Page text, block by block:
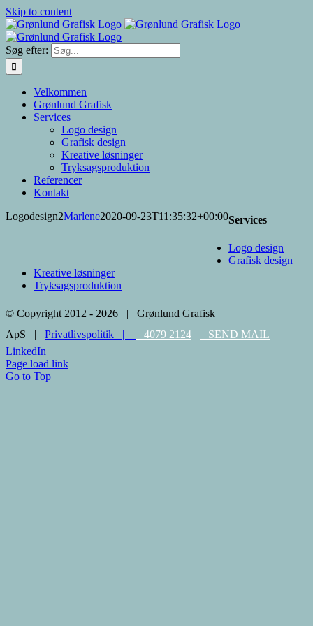
Skip to content
Søg efter:
Velkommen
Grønlund Grafisk
Services
Logo design
Grafisk design
Kreative løsninger
Tryksagsproduktion
Referencer
Kontakt
Logodesign2Marlene2020-09-23T11:35:32+00:00Services
Logo design
Grafisk design
Kreative løsninger
Tryksagsproduktion
© Copyright 2012 - 2026 | Grønlund Grafisk
ApS | Privatlivspolitik | 4079 2124
SEND MAIL
LinkedIn
Page load link
Go to Top